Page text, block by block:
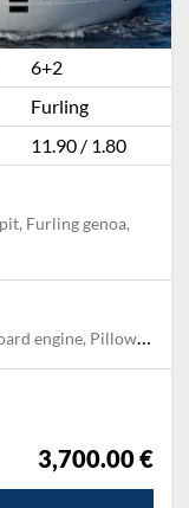
6+2
Furling
11.90 / 1.80
Furling genoa,
Pillow, blanket
3,700.00 €